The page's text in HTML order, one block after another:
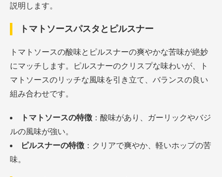
説明します。
トマトソースパスタとピルスナー
トマトソースの酸味とピルスナーの爽やかな苦味が絶妙
にマッチします。ピルスナーのクリスプな味わいが、ト
マトソースのリッチな風味を引き立て、バランスの良い
組み合わせです。
トマトソースの特徴 ：酸味があり、ガーリックやバジ
ルの風味が強い。
ピルスナーの特徴 ：クリアで爽やか、軽いホップの苦
味。